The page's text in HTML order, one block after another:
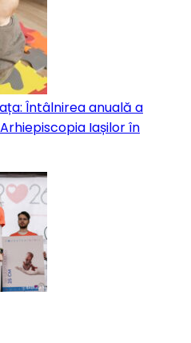
Întâlnirea anuală a
Iașilor în